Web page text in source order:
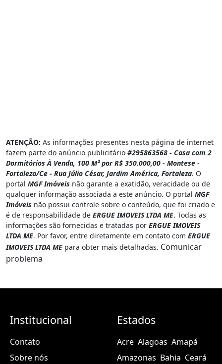
ATENÇÃO: As informações presentes nesta página de internet
fazem parte do anúncio publicitário #295863568 - Casa com 2
Dormitórios À Venda, 100 M² por R$ 350.000,00 - Montese -
Fortaleza/Ce - Rua Júlio César, Jardim América, Fortaleza. O
portal MGF Imóveis não garante a exatidão, veracidade ou de
qualquer informação associada a este anúncio. O portal MGF
Imóveis não possui controle sobre o conteúdo, que foi criado e
é de responsabilidade de ERGUE IMOVEIS LTDA ME. Todas as
informações são fornecidas e tratadas por ERGUE IMOVEIS
LTDA ME. Por favor, entre diretamente em contato com ERGUE
IMOVEIS LTDA ME para obter mais detalhadas. Comunicar
problema
Institucional
Contato
Sobre nós
Estados
Acre Alagoas Amapá
Amazonas Bahia Ceará